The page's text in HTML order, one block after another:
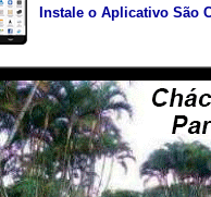
Instale o Aplicativo São